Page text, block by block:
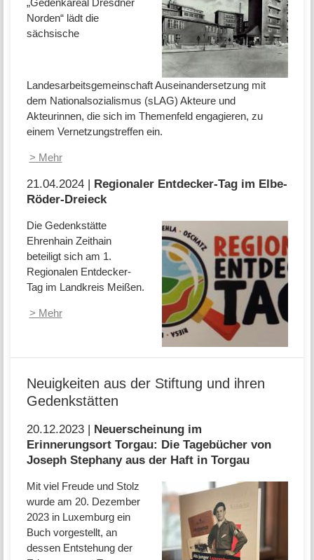
Norden“ lädt die
sächsische
Landesarbeitsgemeinschaft Auseinandersetzung mit
dem Nationalsozialismus (sLAG) Akteure und
Akteurinnen, die sich im Themenfeld engagieren, zu
einem Vernetzungstreffen ein.
> Mehr
21.04.2024 | Regionaler Entdecker-Tag im Elbe-
Röder-Dreieck
Die Gedenkstätte
Ehrenhain Zeithain
beteiligt sich am 1.
Regionalen Entdecker-
Tag im Landkreis Meißen.
> Mehr
Neuigkeiten aus der Stiftung und ihren
Gedenkstätten
20.12.2023 | Neuerscheinung im
Erinnerungsort Torgau: Die Tagebücher von
Joseph Stephany aus der Haft in Torgau
Mit viel Freude und Stolz
wurde am 20. Dezember
2023 in Luxemburg ein
Buch vorgestellt, an
dessen Entstehung der